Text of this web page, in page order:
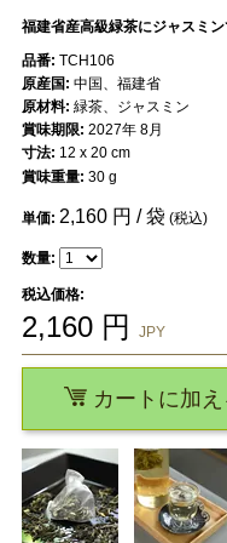
福建省産高級緑茶にジャスミ
品番: TCH106
原産国: 中国、福建省
原材料: 緑茶、ジャスミン
賞味期限: 2027年 8月
寸法: 12 x 20 cm
賞味重量: 30 g
単価: 2,160円 / 袋 (税込)
数量:
税込価格:
2,160円 JPY
カートに加え